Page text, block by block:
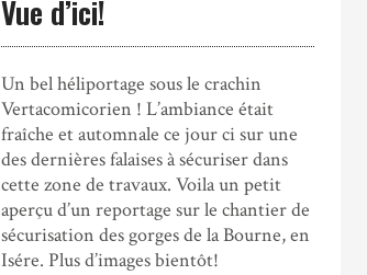
Vue d’ici!
Un bel héliportage sous le crachin
Vertacomicorien ! L’ambiance était
fraîche et automnale ce jour ci sur une
des dernières falaises à sécuriser dans
cette zone de travaux. Voila un petit
aperçu d’un reportage sur le chantier de
sécurisation des gorges de la Bourne, en
Isére. Plus d’images bientôt!